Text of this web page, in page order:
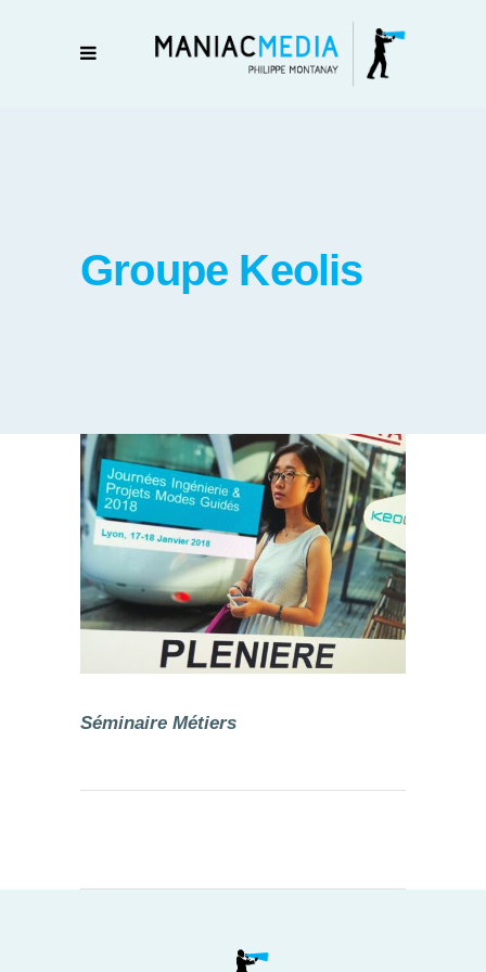
Groupe Keolis
Séminaire Métiers